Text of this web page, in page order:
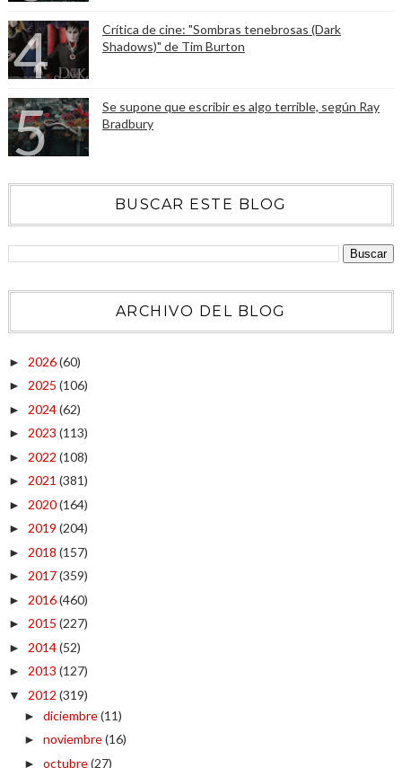
Crítica de cine: "Sombras tenebrosas (Dark
Shadows)" de Tim Burton
Se supone que escribir es algo terrible, según Ray
Bradbury
BUSCAR ESTE BLOG
ARCHIVO DEL BLOG
► 2026(60)
► 2025 (106)
► 2024(62)
► 2023 (113)
► 2022 (108)
► 2021 (381)
► 2020(164)
► 2019 (204)
► 2018 (157)
► 2017(359)
► 2016(460)
► 2015 (227)
► 2014(52)
► 2013 (127)
▼ 2012 (319)
► diciembre(11)
► noviembre(16)
► octubre(27)